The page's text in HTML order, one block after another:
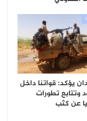
يؤكد: قواتنا داخل
وتتابع تطورات
عن كثب